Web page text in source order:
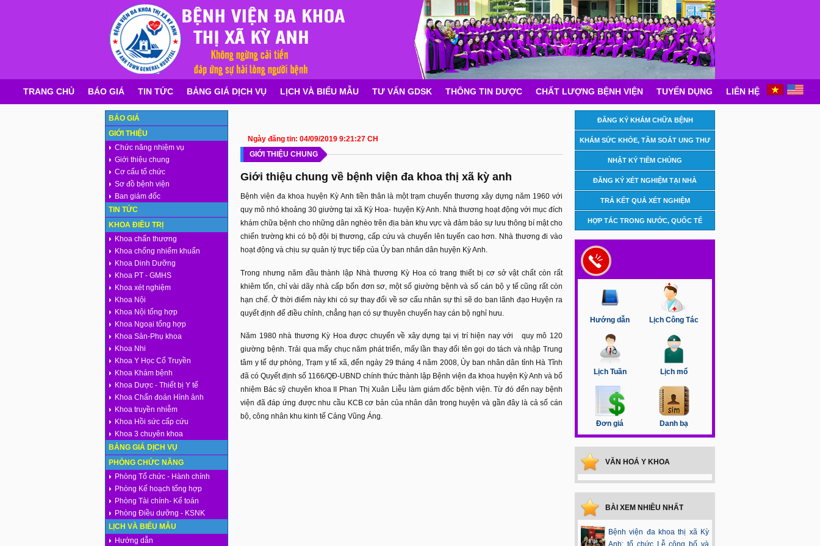
TRANG CHỦ BÁO GIÁ TIN TỨC BẢNG GIÁ DỊCH VỤ LỊCH VÀ BIỂU MẪU TƯ VẤN GDSK THÔNG TIN DƯỢC CHẤT LƯỢNG BỆNH VIỆN TUYỂN DỤNG LIÊN HỆ
BÁO GIÁ
GIỚI THIỆU
Chức năng nhiệm vụ
Giới thiệu chung
Cơ cấu tổ chức
Sơ đồ bệnh viện
Ban giám đốc
TIN TỨC
KHOA ĐIỀU TRỊ
Khoa chấn thương
Khoa chống nhiểm khuẩn
Khoa Dinh Dưỡng
Khoa PT - GMHS
Khoa xét nghiệm
Khoa Nội
Khoa Nội tổng hợp
Khoa Ngoại tổng hợp
Khoa Sản-Phụ khoa
Khoa Nhi
Khoa Y Học Cổ Truyền
Khoa Khám bệnh
Khoa Dược - Thiết bị Y tế
Khoa Chẩn đoán Hình ảnh
Khoa truyền nhiễm
Khoa Hồi sức cấp cứu
Khoa 3 chuyên khoa
BẢNG GIÁ DỊCH VỤ
PHÒNG CHỨC NĂNG
Phòng Tổ chức - Hành chính
Phòng Kế hoạch tổng hợp
Phòng Tài chính- Kế toán
Phòng Điều dưỡng - KSNK
LỊCH VÀ BIỂU MẪU
Hướng dẫn
Ngày đăng tin: 04/09/2019 9:21:27 CH
GIỚI THIỆU CHUNG
Giới thiệu chung về bệnh viện đa khoa thị xã kỳ anh
Bệnh viện đa khoa huyện Kỳ Anh tiền thân là một trạm chuyển thương xây dựng năm 1960 với
quy mô nhỏ khoảng 30 giường tại xã Kỳ Hoa- huyện Kỳ Anh. Nhà thương hoạt động với mục đích
khám chữa bệnh cho những dân nghèo trên địa bàn khu vực và đảm bảo sự lưu thông bí mật cho
chiến trường khi có bộ đội bị thương, cấp cứu và chuyển lên tuyến cao hơn. Nhà thương đi vào
hoạt động và chịu sự quản lý trực tiếp của Ủy ban nhân dân huyện Kỳ Anh.
Trong nhưng năm đầu thành lập Nhà thương Kỳ Hoa có trang thiết bị cơ sở vật chất còn rất
khiêm tốn, chỉ vài dãy nhà cấp bốn đơn sơ, một số giường bệnh và số cán bộ y tế cũng rất còn
hạn chế. Ở thời điểm này khi có sự thay đổi về sơ cấu nhân sự thì sẽ do ban lãnh đạo Huyện ra
quyết định để điều chỉnh, chẳng hạn có sự thuyên chuyển hay cán bộ nghỉ hưu.
Năm 1980 nhà thương Kỳ Hoa được chuyển về xây dựng tại vị trí hiện nay với quy mô 120
giường bệnh. Trải qua mấy chục năm phát triển, mấy lần thay đổi tên gọi do tách và nhập Trung
tâm y tế dự phòng, Trạm y tế xã, đến ngày 29 tháng 4 năm 2008, Ủy ban nhân dân tỉnh Hà Tĩnh
đã có Quyết định số 1166/QĐ-UBND chính thức thành lập Bệnh viện đa khoa huyện Kỳ Anh và bổ
nhiệm Bác sỹ chuyên khoa II Phan Thị Xuân Liễu làm giám đốc bệnh viện. Từ đó đến nay bệnh
viện đã đáp ứng được nhu cầu KCB cơ bản của nhân dân trong huyện và gần đây là cả số cán
bộ, công nhân khu kinh tế Cảng Vũng Áng.
ĐĂNG KÝ KHÁM CHỮA BỆNH
KHÁM SỨC KHỎE, TẦM SOÁT UNG THƯ
NHẬT KÝ TIÊM CHỦNG
ĐĂNG KÝ XÉT NGHIỆM TẠI NHÀ
TRẢ KẾT QUẢ XÉT NGHIỆM
HỢP TÁC TRONG NƯỚC, QUỐC TẾ
Hướng dẫn Lịch Công Tác
Lịch Tuần Lịch mổ
Đơn giá Danh bạ
VĂN HOÁ Y KHOA
BÀI XEM NHIỀU NHẤT
Bệnh viện đa khoa thị xã Kỳ
Anh: tổ chức Lễ công bố và